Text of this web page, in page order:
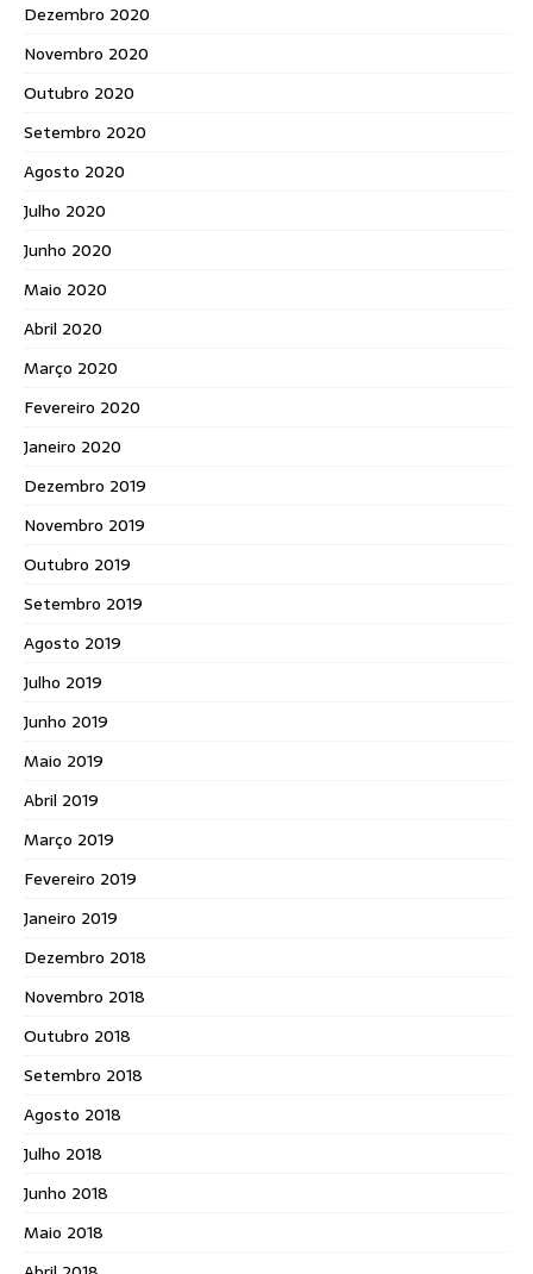
Dezembro 2020
Novembro 2020
Outubro 2020
Setembro 2020
Agosto 2020
Julho 2020
Junho 2020
Maio 2020
Abril 2020
Março 2020
Fevereiro 2020
Janeiro 2020
Dezembro 2019
Novembro 2019
Outubro 2019
Setembro 2019
Agosto 2019
Julho 2019
Junho 2019
Maio 2019
Abril 2019
Março 2019
Fevereiro 2019
Janeiro 2019
Dezembro 2018
Novembro 2018
Outubro 2018
Setembro 2018
Agosto 2018
Julho 2018
Junho 2018
Maio 2018